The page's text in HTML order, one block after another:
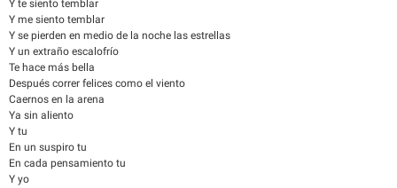
Y te siento temblar
Y me siento temblar
Y se pierden en medio de la noche las estrellas
Y un extraño escalofrío
Te hace más bella
Después correr felices como el viento
Caernos en la arena
Ya sin aliento
Y tu
En un suspiro tu
En cada pensamiento tu
Y yo